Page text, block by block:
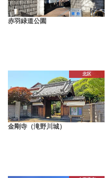
赤羽緑道公園
北区
金剛寺（滝野川城）